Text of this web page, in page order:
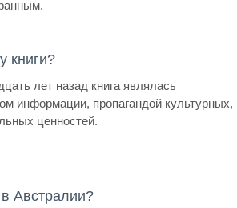
книги?
лет назад книга являлась
информации, пропагандой культурных,
ценностей.
Австралии?